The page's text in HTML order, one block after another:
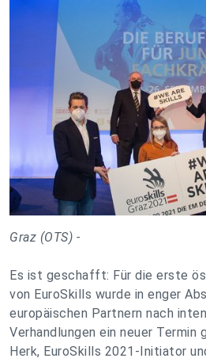
Graz (OTS) -
Es ist geschafft: Für die erste
von EuroSkills wurde in enger
europäischen Partnern nach
Verhandlungen ein neuer Termin
Herk, EuroSkills 2021-Initiator